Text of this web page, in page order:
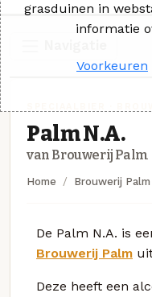
Palm N.A.
van Brouwerij Palm
Home Brouwerij Palm
De Palm N.A. is
Brouwerij Palm
Deze heeft een
grasduinen in
informatie
Voorkeuren